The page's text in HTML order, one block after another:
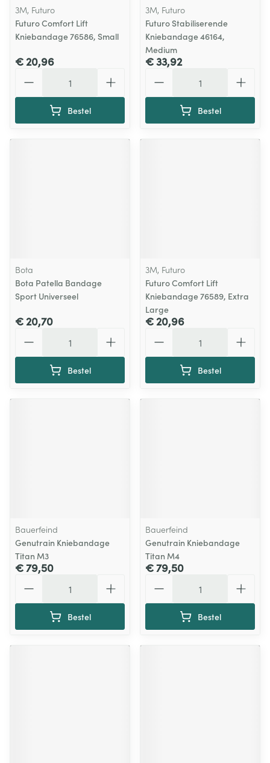
3M, Futuro
Futuro Comfort Lift
Kniebandage 76586, Small
€ 20,96
Bestel
3M, Futuro
Futuro Stabiliserende
Kniebandage 46164,
Medium
€ 33,92
Bestel
Bota
Bota Patella Bandage
Sport Universeel
€ 20,70
Bestel
3M, Futuro
Futuro Comfort Lift
Kniebandage 76589, Extra
Large
€ 20,96
Bestel
Bauerfeind
Genutrain Kniebandage
Titan M3
€ 79,50
Bestel
Bauerfeind
Genutrain Kniebandage
Titan M4
€ 79,50
Bestel